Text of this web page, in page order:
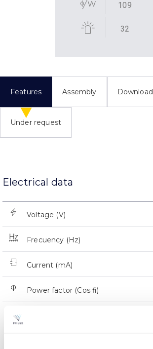
109
32
Features Assembly Download
Under request
Electrical data
Voltage (V)
Frecuency (Hz)
Current (mA)
Power factor (Cos fi)